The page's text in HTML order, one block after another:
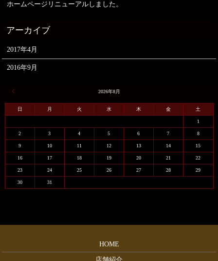
ホームページリニューアルしました。
2017年4月
2016年9月
2026年8月
日 月 火 水 木 金 土
1
2 3 4 5 6 7 8
9 10 11 12 13 14 15
16 17 18 19 20 21 22
23 24 25 26 27 28 29
30 31
HOME
店舗紹介